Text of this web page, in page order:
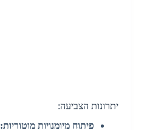
יתרונות הצביעה:
פיתוח מיומנויות מוטוריות: